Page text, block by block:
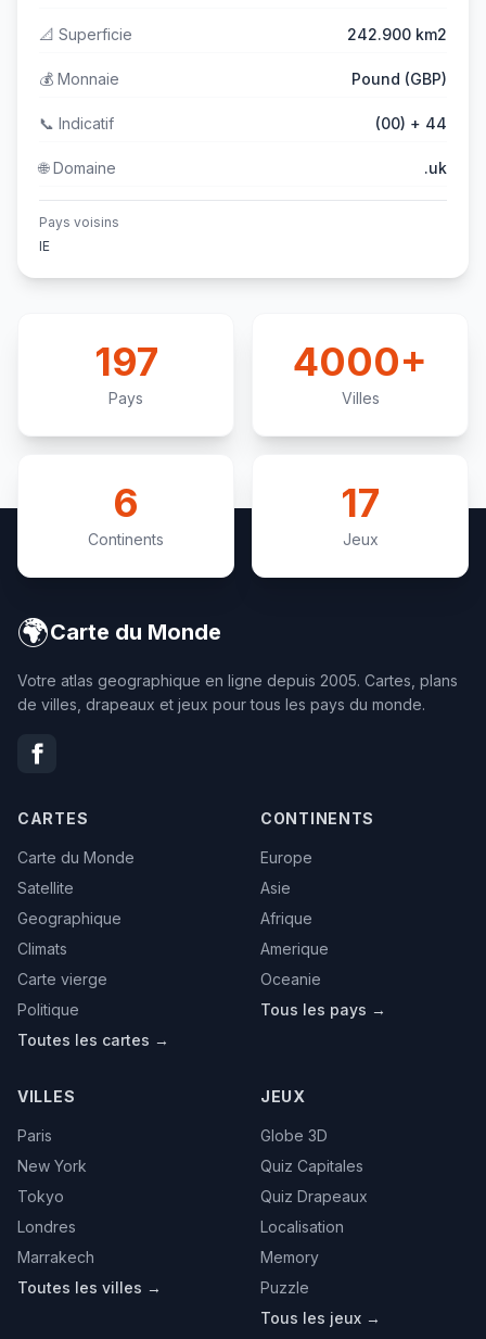
📐 Superficie 242.900 km2
💰 Monnaie Pound (GBP)
📞 Indicatif (00) + 44
🌐Domaine .uk
Pays voisins
IE
197
Pays
4000+
Villes
6
Continents
17
Jeux
🌍Carte du Monde
Votre atlas geographique en ligne depuis 2005. Cartes, plans
de villes, drapeaux et jeux pour tous les pays du monde.
CARTES
Carte du Monde
Satellite
Geographique
Climats
Carte vierge
Politique
Toutes les cartes →
CONTINENTS
Europe
Asie
Afrique
Amerique
Oceanie
Tous les pays →
VILLES
Paris
New York
Tokyo
Londres
Marrakech
Toutes les villes →
JEUX
Globe 3D
Quiz Capitales
Quiz Drapeaux
Localisation
Memory
Puzzle
Tous les jeux →